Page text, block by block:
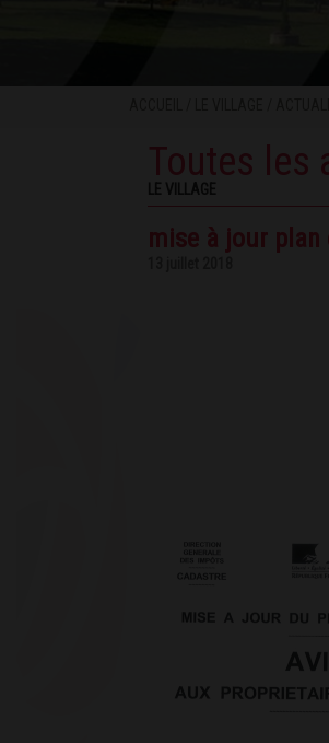
Toutes les
LE VILLAGE
mise à jour plan